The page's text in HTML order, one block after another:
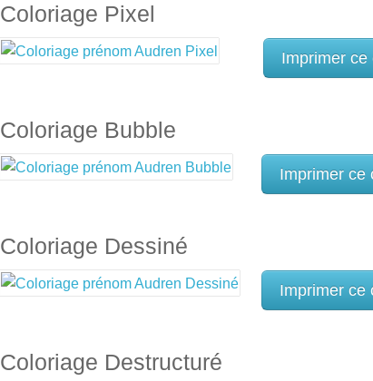
Coloriage Pixel
Imprimer ce
Coloriage Bubble
Imprimer ce
Coloriage Dessiné
Imprimer ce
Coloriage Destructuré